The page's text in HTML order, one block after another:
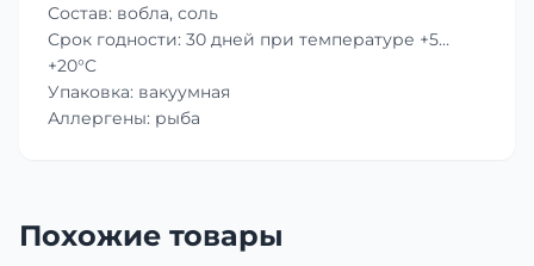
Состав: вобла, соль
Срок годности: 30 дней при температуре +5…
+20°C
Упаковка: вакуумная
Аллергены: рыба
Похожие товары